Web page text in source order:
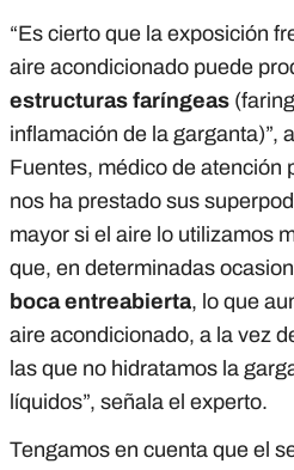
“Es cierto que la exposición
aire acondicionado puede
estructuras faríngeas
inflamación de la garganta)”,
Fuentes, médico de atención
nos ha prestado sus
mayor si el aire lo utilizamos
que, en determinadas
boca entreabierta, lo que
aire acondicionado, a la vez
las que no hidratamos la
líquidos”, señala el experto.
Tengamos en cuenta que el